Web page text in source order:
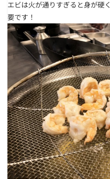
エビは火が通りすぎると身が硬
要です！